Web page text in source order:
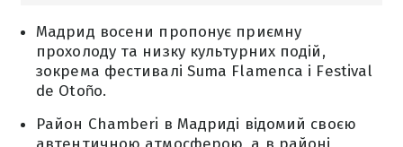
Мадрид восени пропонує приємну
прохолоду та низку культурних подій,
зокрема фестивалі Suma Flamenca і Festival
de Otoño.
Район Chamberi в Мадриді відомий своєю